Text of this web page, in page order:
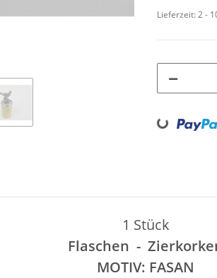
Lieferzeit:2 -
Loading...
1 Stück
Flaschen -
MOTIV: FASAN